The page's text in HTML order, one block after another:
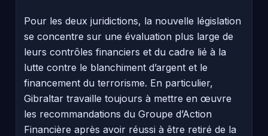
Pour les deux juridictions, la nouvelle législation
se concentre sur une évaluation plus large de
leurs contrôles financiers et du cadre lié à la
lutte contre le blanchiment d’argent et le
financement du terrorisme. En particulier,
Gibraltar travaille toujours à mettre en œuvre
les recommandations du Groupe d’Action
Financière après avoir réussi à être retiré de la